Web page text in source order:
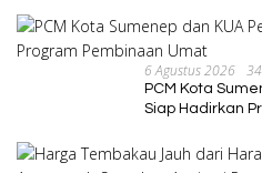
6 Agustus 2026
PCM Kota
Siap Hadirkan